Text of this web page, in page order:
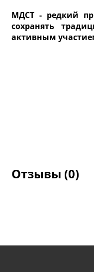
МДСТ - редкий
сохранять
активным
Отзывы (0)